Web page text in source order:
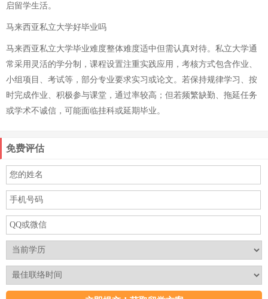
启留学生活。
马来西亚私立大学好毕业吗
马来西亚私立大学毕业难度整体难度适中但需认真对待。私立大学通
常采用灵活的学分制，课程设置注重实践应用，考核方式包含作业、
小组项目、考试等，部分专业要求实习或论文。若保持规律学习、按
时完成作业、积极参与课堂，通过率较高；但若频繁缺勤、拖延任务
或学术不诚信，可能面临挂科或延期毕业。
免费评估